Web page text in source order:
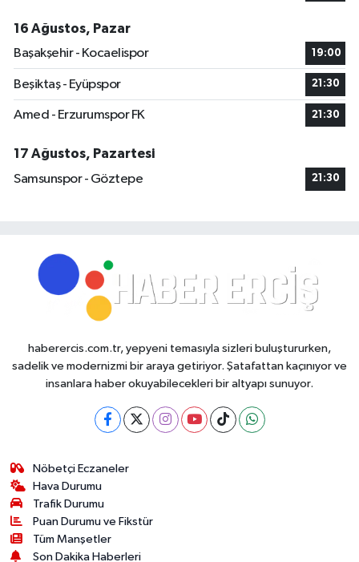
16 Ağustos, Pazar
Başakşehir - Kocaelispor
19:00
Beşiktaş - Eyüpspor 21:30
Amed - Erzurumspor FK 21:30
17 Ağustos, Pazartesi
Samsunspor - Göztepe
21:30
haberercis.com.tr, yepyeni temasıyla sizleri buluştururken,
sadelik ve modernizmi bir araya getiriyor. Şatafattan kaçınıyor ve
insanlara haber okuyabilecekleri bir altyapı sunuyor.
Nöbetçi Eczaneler
Hava Durumu
Trafik Durumu
Puan Durumu ve Fikstür
Tüm Manşetler
Son Dakika Haberleri